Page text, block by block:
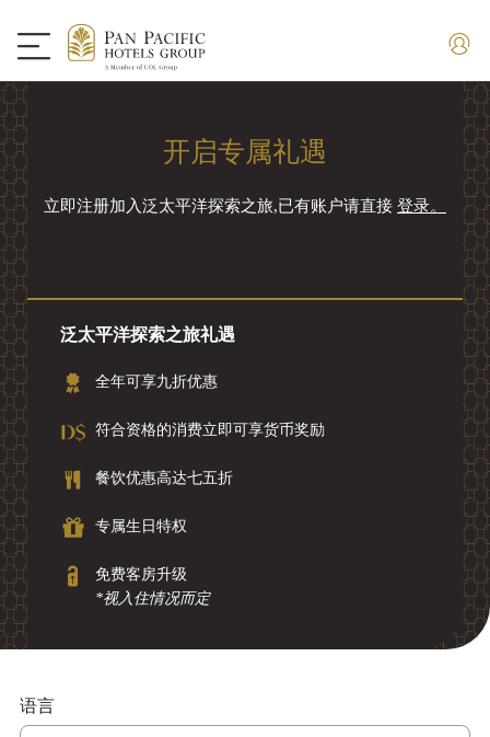
开启专属礼遇
立即注册加入泛太平洋探索之旅,已有账户请直接 登录。
泛太平洋探索之旅礼遇
全年可享九折优惠
符合资格的消费立即可享货币奖励
餐饮优惠高达七五折
专属生日特权
免费客房升级
*视入住情况而定
语言